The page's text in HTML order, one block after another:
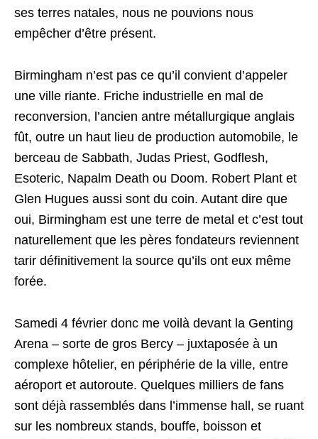
ses terres natales, nous ne pouvions nous
empêcher d’être présent.
Birmingham n’est pas ce qu’il convient d’appeler
une ville riante. Friche industrielle en mal de
reconversion, l’ancien antre métallurgique anglais
fût, outre un haut lieu de production automobile, le
berceau de Sabbath, Judas Priest, Godflesh,
Esoteric, Napalm Death ou Doom. Robert Plant et
Glen Hugues aussi sont du coin. Autant dire que
oui, Birmingham est une terre de metal et c’est tout
naturellement que les pères fondateurs reviennent
tarir définitivement la source qu’ils ont eux même
forée.
Samedi 4 février donc me voilà devant la Genting
Arena – sorte de gros Bercy – juxtaposée à un
complexe hôtelier, en périphérie de la ville, entre
aéroport et autoroute. Quelques milliers de fans
sont déjà rassemblés dans l’immense hall, se ruant
sur les nombreux stands, bouffe, boisson et